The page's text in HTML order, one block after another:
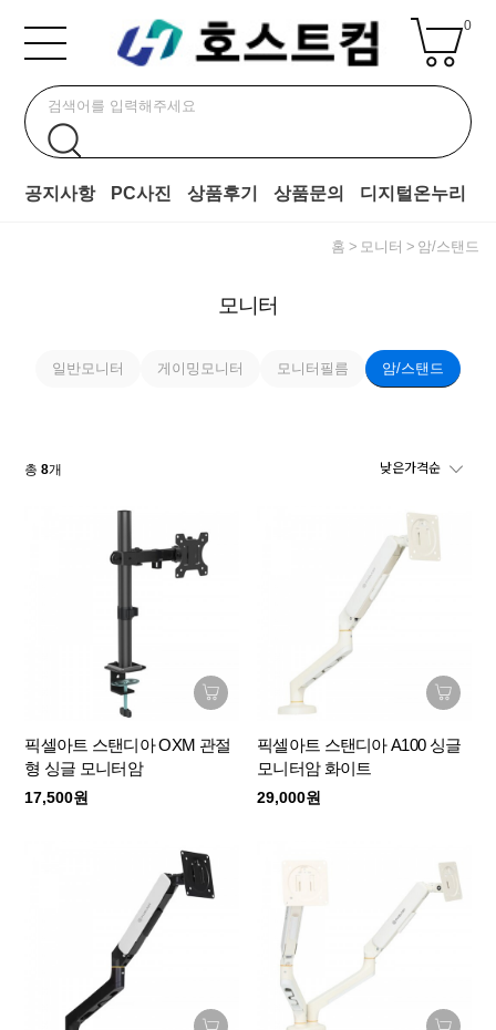
0
공지사항 PC사진 상품후기 상품문의 디지털온누리
홈 모니터 암/스탠드
모니터
일반모니터 게이밍모니터 모니터필름 암/스탠드
총8개
픽셀아트 스탠디아 OXM 관절
형 싱글 모니터암
17,500원
픽셀아트 스탠디아 A100 싱글
모니터암 화이트
29,000원